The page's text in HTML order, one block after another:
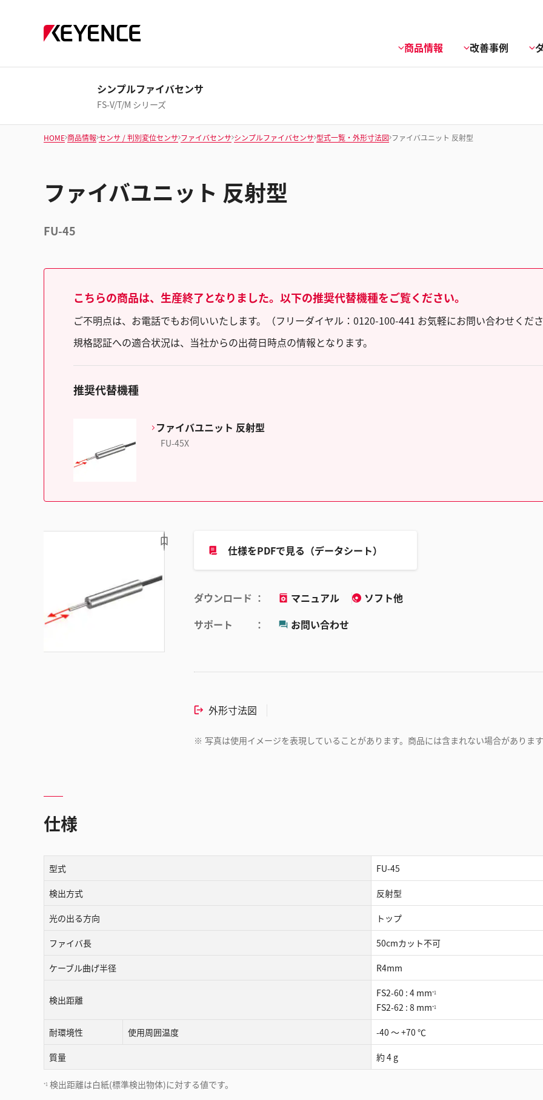
商品情報 改善事例
シンプルファイバセンサ
FS-V/T/M シリーズ
HOME 商品情報 センサ / 判別変位センサ ファイバセンサ シンプルファイバセンサ 型式一覧・外形寸法図 ファイバユニット 反射型
ファイバユニット 反射型
FU-45
こちらの商品は、生産終了となりました。以下の推奨代替機種をご覧ください。
ご不明点は、お電話でもお伺いいたします。（フリーダイヤル：0120-100-441 お気軽にお問い合わせくだ
規格認証への適合状況は、当社からの出荷日時点の情報となります。
推奨代替機種
ファイバユニット 反射型
FU-45X
仕様をPDFで見る（データシート）
ダウンロード マニュアル
ソフト他
サポート
お問い合わせ
外形寸法図
※ 写真は使用イメージを表現していることがあります。商品には含まれない場合がありま
仕様
型式 FU-45
検出方式 反射型
光の出る方向 トップ
ファイバ長 50cmカット不可
ケーブル曲げ半径 R4mm
検出距離
FS2-60 : 4 mm*1
FS2-62 : 8 mm*1
耐環境性 使用周囲温度 -40 ～ +70 ℃
質量 約 4 g
*1 検出距離は白紙(標準検出物体)に対する値です。